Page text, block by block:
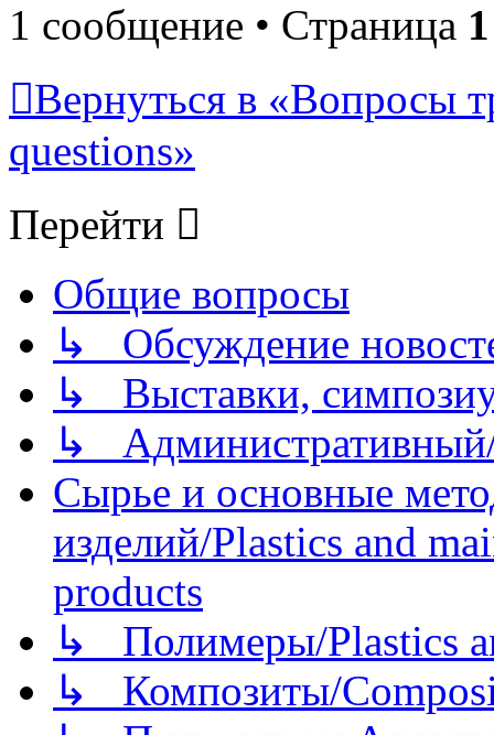
1 сообщение • Страница 1
Вернуться в «Вопросы
questions»
Перейти
Общие вопросы
↳ Обсуждение
↳ Выставки,
↳
Сырье и основные
изделий/Plastics and
products
↳ Полимеры/Plastics
↳ Композиты/